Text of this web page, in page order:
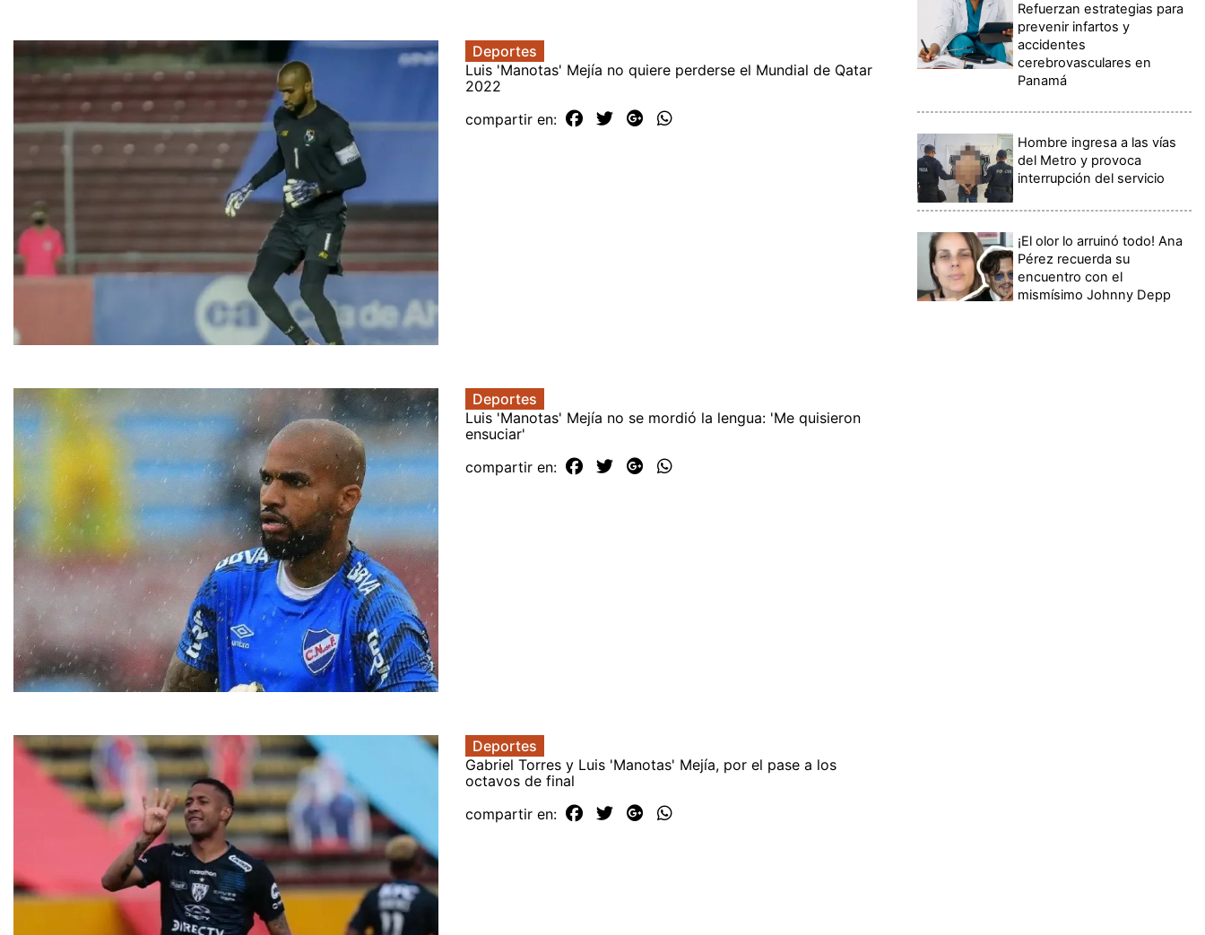
Deportes
Luis 'Manotas' Mejía no quiere perderse el Mundial de Qatar
2022
compartir en:
Deportes
Luis 'Manotas' Mejía no se mordió la lengua: 'Me quisieron
ensuciar'
compartir en:
Deportes
Gabriel Torres y Luis 'Manotas' Mejía, por el pase a los
octavos de final
compartir en:
Refuerzan estrategias para
prevenir infartos y
accidentes
cerebrovasculares en
Panamá
Hombre ingresa a las vías
del Metro y provoca
interrupción del servicio
¡El olor lo arruinó todo! Ana
Pérez recuerda su
encuentro con el
mismísimo Johnny Depp